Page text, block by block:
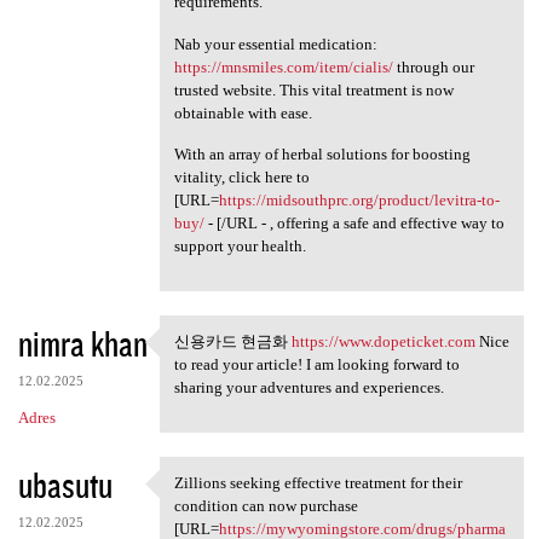
Nab your essential medication:
https://mnsmiles.com/item/cialis/through our
trusted website. This vital treatment is now
obtainable with ease.
With an array of herbal solutions for boosting
vitality, click here to
[URL=https://midsouthprc.org/product/levitra-to-
buy/- [/URL - , offering a safe and effective way to
support your health.
nimra khan
12.02.2025
Adres
신용카드 현금화 https://www
신용카드 현금화 https://www.dopeticket.comNice
to read your article! I am looking forward to
sharing your adventures and experiences.
ubasutu
12.02.2025
Zillions seeking effective
Zillions seeking effective treatment for their
condition can now purchase
[URL=https://mywyomingstore.com/drugs/pharma